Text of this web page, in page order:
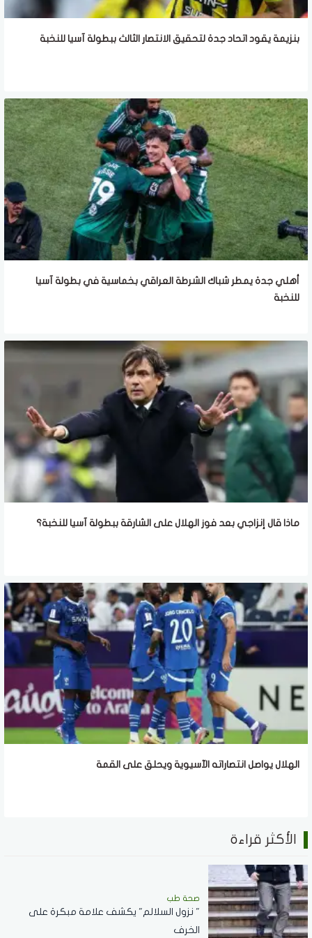
بنزيمة يقود اتحاد جدة لتحقيق الانتصار الثالث ببطولة آسيا للنخبة
أهلي جدة يمطر شباك الشرطة العراقي بخماسية في بطولة آسيا
للنخبة
ماذا قال إنزاجي بعد فوز الهلال على الشارقة ببطولة آسيا للنخبة؟
الهلال يواصل انتصاراته الآسيوية ويحلق على القمة
الأكثر قراءة
صحة طب
" نزول السلالم" يكشف علامة مبكرة على
الخرف